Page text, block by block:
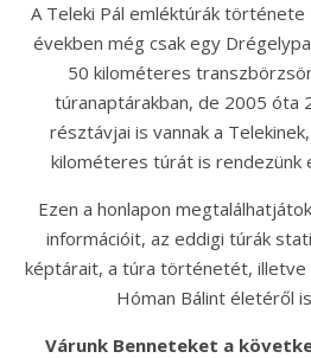
A Teleki Pál emléktúrák
években még csak egy
50 kilométeres
túranaptárakban, de 2005 óta
résztávjai is vannak a
kilométeres túrát is rendezünk
Ezen a honlapon
információit, az eddigi túrák
képtárait, a túra történetét, illetve
Hóman Bálint életéről
Várunk Benneteket a